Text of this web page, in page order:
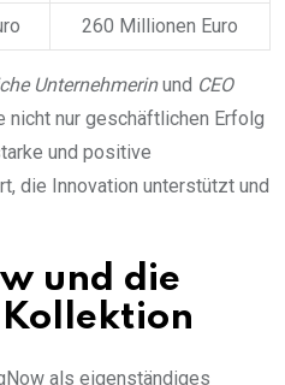
260 Millionen Euro
Unternehmerinund CEO
nicht nur geschäftlichen Erfolg
und positive
die Innovation unterstützt und
und die
als eigenständiges